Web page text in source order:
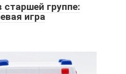
группе:
игра